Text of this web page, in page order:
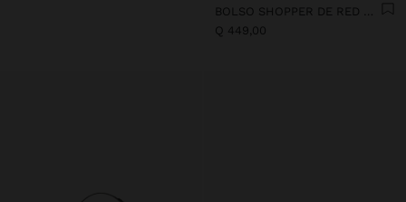
BOLSO SHOPPER DE RED CON BOLSA REMOVIBLE A RAYAS
Q 449,00